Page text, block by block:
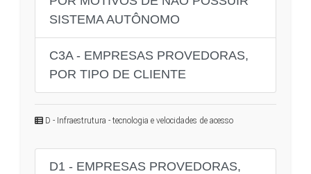
SISTEMA AUTÔNOMO
C3A - EMPRESAS PROVEDORAS,
POR TIPO DE CLIENTE
D - Infraestrutura - tecnologia e velocidades de acesso
D1 - EMPRESAS PROVEDORAS,